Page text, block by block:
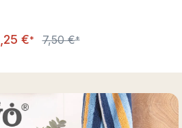
Verkaufspreis:
€* Regulärer Preis:
7,50 €*